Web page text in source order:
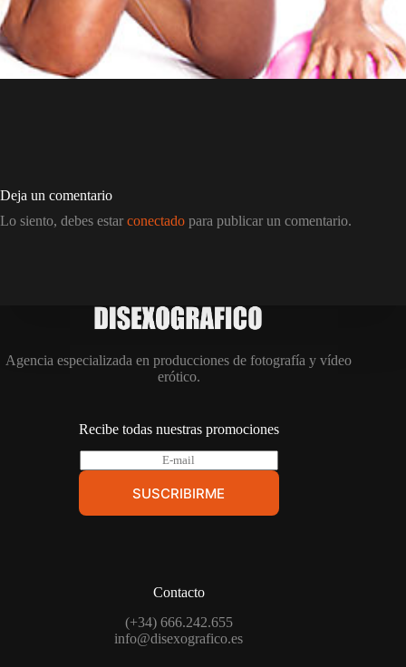
Deja un comentario
Lo siento, debes estar conectado para publicar un comentario.
Agencia especializada en producciones de fotografía y vídeo
erótico.
Recibe todas nuestras promociones
-
i
SUSCRIBIRME
Contacto
(+34) 666.242.655
info@disexografico.es